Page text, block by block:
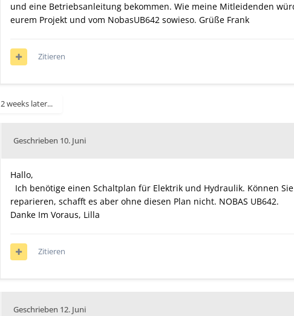
und eine Betriebsanleitung bekommen. Wie meine Mitleidenden
eurem Projekt und vom NobasUB642 sowieso. Grüße Frank
Zitieren
2 weeks later...
Geschrieben 10. Juni
Hallo,
Ich benötige einen Schaltplan für Elektrik und Hydraulik. Können
reparieren, schafft es aber ohne diesen Plan nicht. NOBAS UB642.
Danke Im Voraus, Lilla
Zitieren
Geschrieben 12. Juni